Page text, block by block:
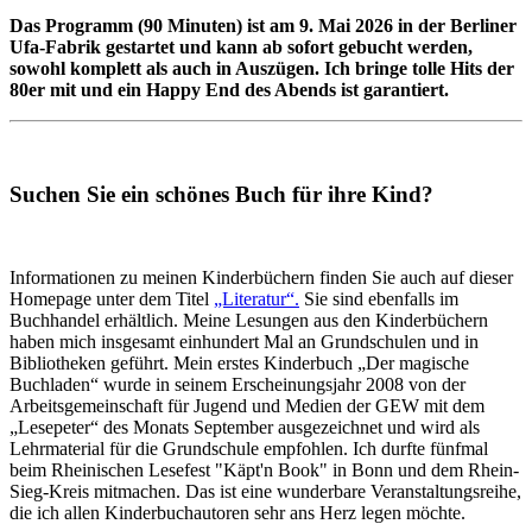
Das Programm (90 Minuten) ist am 9. Mai 2026 in der Berliner
Ufa-Fabrik gestartet und kann ab sofort gebucht werden,
sowohl komplett als auch in Auszügen. Ich bringe tolle Hits der
80er mit und ein Happy End des Abends ist garantiert.
Suchen Sie ein schönes Buch für ihre Kind?
Informationen zu meinen Kinderbüchern finden Sie auch auf dieser
Homepage unter dem Titel „Literatur“. Sie sind ebenfalls im
Buchhandel erhältlich. Meine Lesungen aus den Kinderbüchern
haben mich insgesamt einhundert Mal an Grundschulen und in
Bibliotheken geführt. Mein erstes Kinderbuch „Der magische
Buchladen“ wurde in seinem Erscheinungsjahr 2008 von der
Arbeitsgemeinschaft für Jugend und Medien der GEW mit dem
„Lesepeter“ des Monats September ausgezeichnet und wird als
Lehrmaterial für die Grundschule empfohlen. Ich durfte fünfmal
beim Rheinischen Lesefest "Käpt'n Book" in Bonn und dem Rhein-
Sieg-Kreis mitmachen. Das ist eine wunderbare Veranstaltungsreihe,
die ich allen Kinderbuchautoren sehr ans Herz legen möchte.